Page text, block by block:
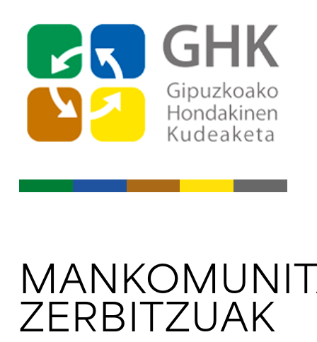
Edukietara jo
ZERBITZUAK